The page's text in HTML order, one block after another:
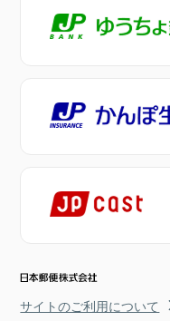
サイトのご利用について